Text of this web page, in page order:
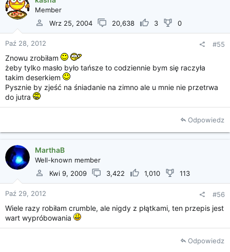
Member
Wrz 25, 2004
20,638 3 0
Paź 28, 2012 #55
Znowu zrobiłam
żeby tylko masło było tańsze to codziennie bym się raczyła
takim deserkiem
Pysznie by zjeść na śniadanie na zimno ale u mnie nie przetrwa
do jutra
Odpowiedz
MarthaB
Well-known member
Kwi 9, 2009
3,422 1,010 113
Paź 29, 2012 #56
Wiele razy robiłam crumble, ale nigdy z płątkami, ten przepis jest
wart wypróbowania
Odpowiedz